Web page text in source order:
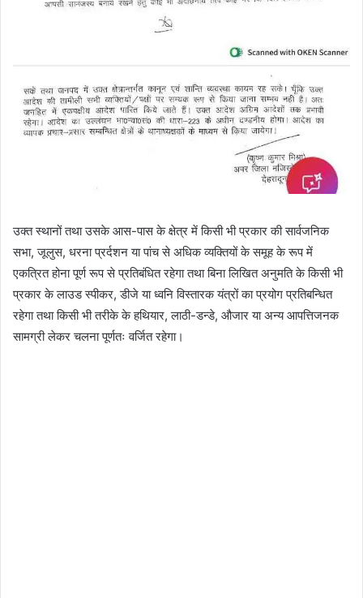
उक्त स्थानों तथा उसके आस-पास के क्षेत्र में किसी भी प्रकार की सार्वजनिक
सभा, जूलुस, धरना प्रर्दशन या पांच से अधिक व्यक्तियों के समूह के रूप में
एकत्रित होना पूर्ण रूप से प्रतिबंधित रहेगा तथा बिना लिखित अनुमति के किसी भी
प्रकार के लाउड स्पीकर, डीजे या ध्वनि विस्तारक यंत्रों का प्रयोग प्रतिबन्धित
रहेगा तथा किसी भी तरीके के हथियार, लाठी-डन्डे, औजार या अन्य आपत्तिजनक
सामग्री लेकर चलना पूर्णतः वर्जित रहेगा।